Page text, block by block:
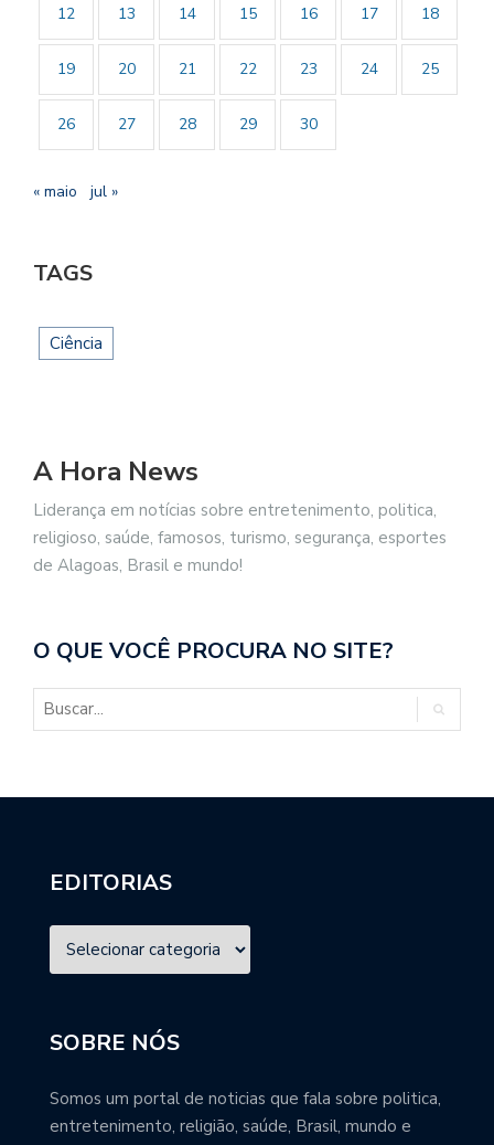
12 13 14 15 16 17 18
19 20 21 22 23 24 25
26 27 28 29 30
« maio jul »
TAGS
Ciência
A Hora News
Liderança em notícias sobre entretenimento, politica,
religioso, saúde, famosos, turismo, segurança, esportes
de Alagoas, Brasil e mundo!
O QUE VOCÊ PROCURA NO SITE?
EDITORIAS
SOBRE NÓS
Somos um portal de noticias que fala sobre politica,
entretenimento, religião, saúde, Brasil, mundo e